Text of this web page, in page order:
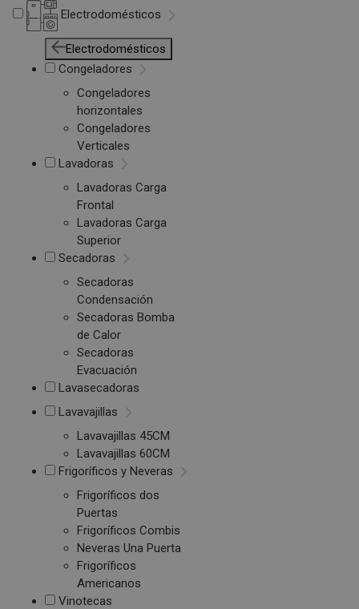
Electrodomésticos
Electrodomésticos
Congeladores
Congeladores
horizontales
Congeladores
Verticales
Lavadoras
Lavadoras Carga
Frontal
Lavadoras Carga
Superior
Secadoras
Secadoras
Condensación
Secadoras Bomba
de Calor
Secadoras
Evacuación
Lavasecadoras
Lavavajillas
Lavavajillas 45CM
Lavavajillas 60CM
Frigoríficos y Neveras
Frigoríficos dos
Puertas
Frigoríficos Combis
Neveras Una Puerta
Frigoríficos
Americanos
Vinotecas